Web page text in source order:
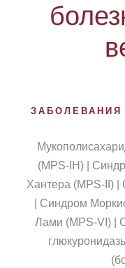
(MPS-IH) |
Хантера (MPS-II)
| Синдром
Лами (MPS-VI) |